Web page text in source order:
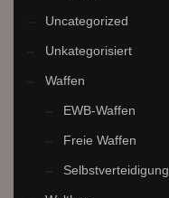
Uncategorized
Unkategorisiert
Waffen
EWB-Waffen
Freie Waffen
Selbstverteidigung